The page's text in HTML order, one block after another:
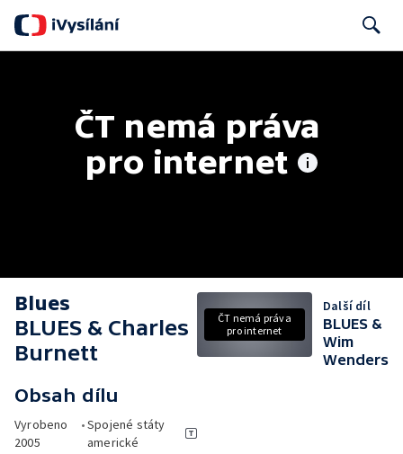
ČT nemá práva
pro internet
Blues
BLUES & Charles
Burnett
Obsah dílu
Vyrobeno
2005
•Spojené státy
americké
ČT nemá práva
pro internet
Další díl
BLUES &
Wim
Wenders